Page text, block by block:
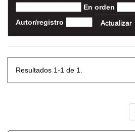
En orden
Autor/registro
Resultados 1-1 de 1.